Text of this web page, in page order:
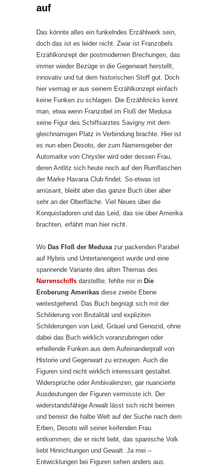
auf
Das könnte alles ein funkelndes Erzählwerk sein,
doch das ist es leider nicht. Zwar ist Franzobels
Erzählkonzept der postmodernen Brechungen, das
immer wieder Bezüge in die Gegenwart herstellt,
innovativ und tut dem historischen Stoff gut. Doch
hier vermag er aus seinem Erzählkonzept einfach
keine Funken zu schlagen. Die Erzähltricks kennt
man, etwa wenn Franzobel im Floß der Medusa
seine Figur des Schiffsarztes Savigny mit dem
gleichnamigen Platz in Verbindung brachte. Hier ist
es nun eben Desoto, der zum Namensgeber der
Automarke von Chrysler wird oder dessen Frau,
deren Antlitz sich heute noch auf den Rumflaschen
der Marke Havana Club findet. So etwas ist
amüsant, bleibt aber das ganze Buch über aber
sehr an der Oberfläche. Viel Neues über die
Konquistadoren und das Leid, das sie über Amerika
brachten, erfährt man hier nicht.
Wo Das Floß der Medusa zur packenden Parabel
auf Hybris und Untertanengeist wurde und eine
spannende Variante des alten Themas des
Narrenschiffs darstellte, fehlte mir in Die
Eroberung Amerikas diese zweite Ebene
weitestgehend. Das Buch begnügt sich mit der
Schilderung von Brutalität und expliziten
Schilderungen von Leid, Gräuel und Genozid, ohne
dabei das Buch wirklich voranzubringen oder
erhellende Funken aus dem Aufeinanderprall von
Historie und Gegenwart zu erzeugen. Auch die
Figuren sind nicht wirklich interessant gestaltet.
Widersprüche oder Ambivalenzen, gar nuancierte
Ausdeutungen der Figuren vermisste ich. Der
widerstandsfähige Anwalt lässt sich nicht beirren
und bereist die halbe Welt auf der Suche nach dem
Erben, Desoto will seiner keifenden Frau
entkommen, die er nicht liebt, das spanische Volk
liebt Hinrichtungen und Gewalt. Ja mei –
Entwicklungen bei Figuren sehen anders aus.